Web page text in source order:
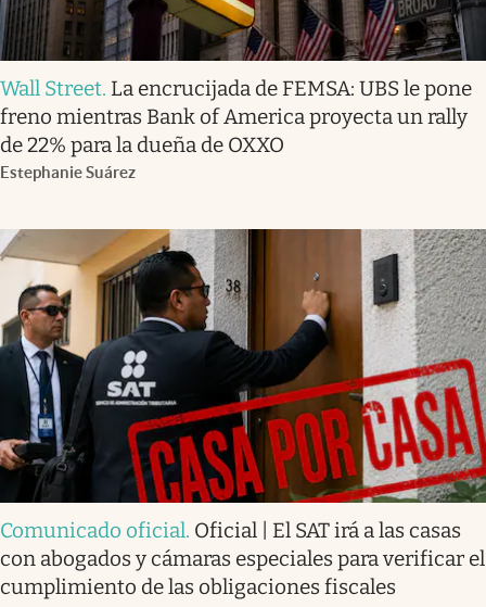
Wall Street. La encrucijada de FEMSA: UBS le pone
freno mientras Bank of America proyecta un rally
de 22% para la dueña de OXXO
Estephanie Suárez
Comunicado oficial. Oficial | El SAT irá a las casas
con abogados y cámaras especiales para verificar el
cumplimiento de las obligaciones fiscales